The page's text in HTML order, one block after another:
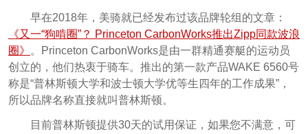
早在2018年，美骑就已经发布过该品牌轮组的文章：
《又一“狗啃圈”？ Princeton CarbonWorks推出Zipp同款波浪
圈》
。Princeton CarbonWorks是由一群精通赛艇的运动员
创立的，他们热衷于骑车。推出的第一款产品WAKE 6560号
称是“普林斯顿大学和波士顿大学优等生四年的工作成果”，
所以品牌名称直接就叫普林斯顿。
目前普林斯顿提供30天的试用保证，如果您不满意，可